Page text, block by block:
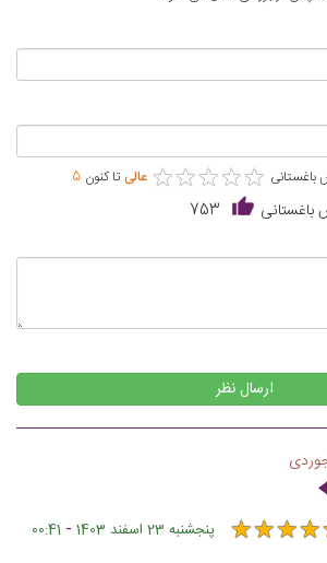
باغستانی ★★★★★
★★★★★ عالی تا کنون 5
باغستانی 753
ارسال نظر
★★★★
★★★★ پنجشنبه 23 اسفند 1403 -
00:41